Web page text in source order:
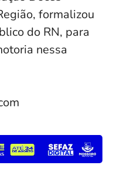
formalizou
do RN, para
nessa